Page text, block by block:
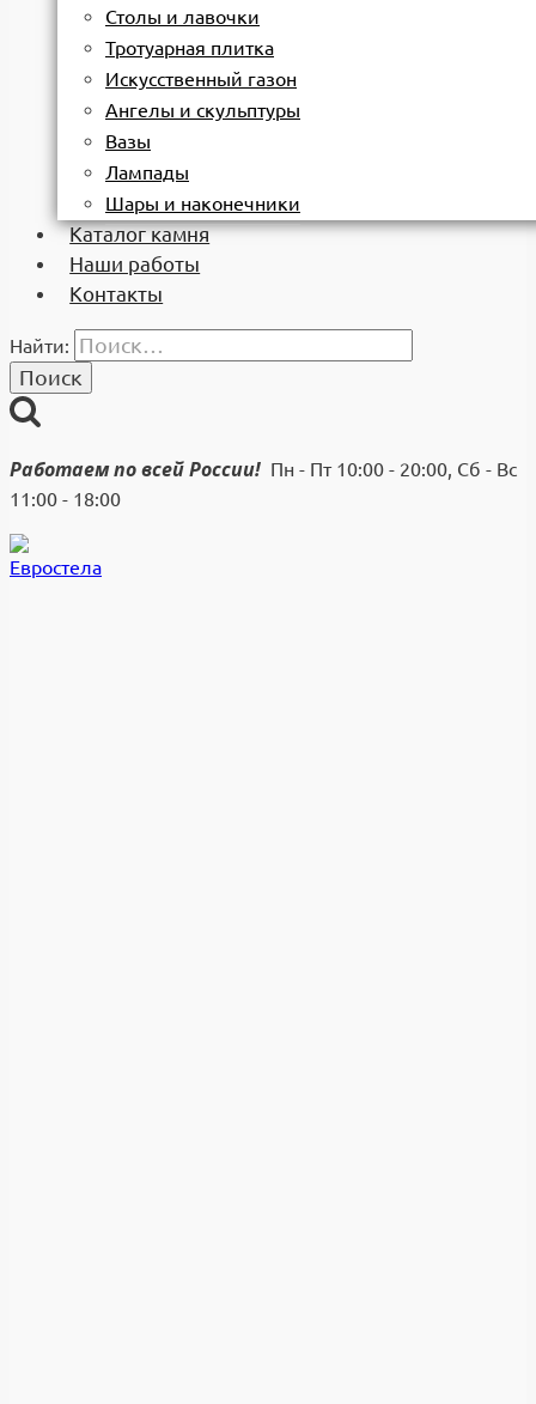
Столы и лавочки
Тротуарная плитка
Искусственный газон
Ангелы и скульптуры
Вазы
Лампады
Шары и наконечники
Каталог камня
Наши работы
Контакты
Найти:
Работаем по всей России! Пн - Пт 10:00 - 20:00, Сб - Вс
11:00 - 18:00